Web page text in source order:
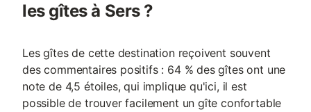
les gîtes à Sers ?
Les gîtes de cette destination reçoivent souvent
des commentaires positifs : 64 % des gîtes ont une
note de 4,5 étoiles, qui implique qu'ici, il est
possible de trouver facilement un gîte confortable